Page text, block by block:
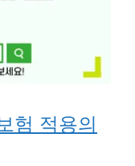
험 적용의